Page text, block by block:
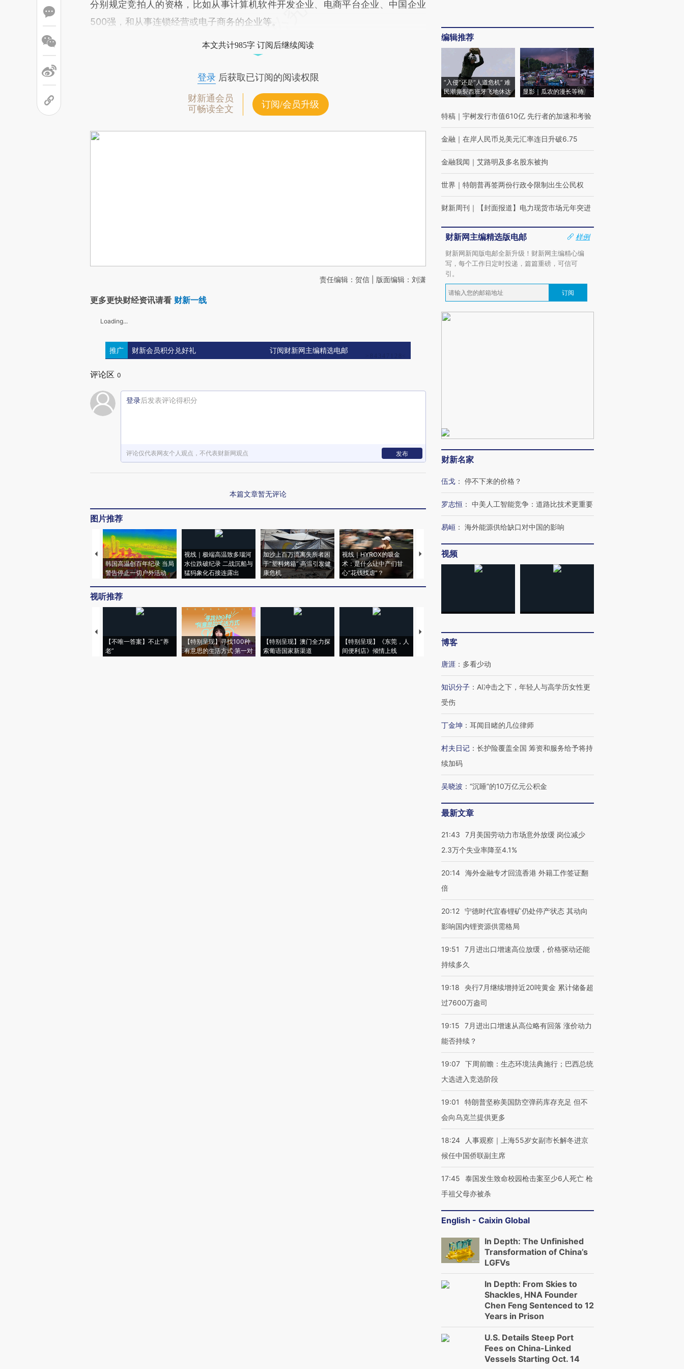
分别规定竞拍人的资格，比如从事计算机软件开发企业、电商平台企业、中国企业
500强，和从事连锁经营或电子商务的企业等。
本文共计985字 订阅后继续阅读
登录后获取已订阅的阅读权限
财新通会员
可畅读全文
订阅/会员升级
责任编辑：贺信 | 版面编辑：刘潇
更多更快财经资讯请看 财新一线
Loading...
推广 财新会员积分兑好礼 订阅财新网主编精选电邮
评论区 0
登录后发表评论得积分
评论仅代表网友个人观点，不代表财新网观点 发布
本篇文章暂无评论
图片推荐
韩国高温创百年纪录 当局
警告停止一切户外活动
视线｜极端高温致多瑙河
水位跌破纪录 二战沉船与
猛犸象化石接连露出
加沙上百万流离失所者困
于“塑料烤箱” 高温引发健
康危机
视线｜HYROX的吸金
术：是什么让中产们甘
心“花钱找虐”？
马航飞行员跨国走私7万
粒摇头丸 尿检体内含3种
度Z世代 用街头抗争将教
机”？难民潮撕裂西班牙
视听推荐
【不唯一答案】不止“养
老”
【特别呈现】寻找100种
有意思的生活方式·第一对
【特别呈现】澳门全力探
索葡语国家新渠道
【特别呈现】《东莞，人
间便利店》倾情上线
【推广】走进第四届链博
会，让数智科技“链”接产
【商旅对话】华住集团
编辑推荐
“入侵”还是“人道危机” 难
民潮撕裂西班牙飞地休达
显影｜瓜农的漫长等待
特稿 ｜ 宇树发行市值610亿 先行者的加速和考验
金融 ｜ 在岸人民币兑美元汇率连日升破6.75
金融我闻 ｜ 艾路明及多名股东被拘
世界 ｜ 特朗普再签两份行政令限制出生公民权
财新周刊 ｜ 【封面报道】电力现货市场元年突进
财新网主编精选版电邮
样例
财新网新闻版电邮全新升级！财新网主编精心编
写，每个工作日定时投递，篇篇重磅，可信可
引。
订阅
财新名家
伍戈 ： 停不下来的价格？
罗志恒 ： 中美人工智能竞争：道路比技术更重要
易峘 ： 海外能源供给缺口对中国的影响
视频
博客
唐涯 ： 多看少动
知识分子 ： AI冲击之下，年轻人与高学历女性更
受伤
丁金坤 ： 耳闻目睹的几位律师
村夫日记 ： 长护险覆盖全国 筹资和服务给予将持
续加码
吴晓波 ： “沉睡”的10万亿元公积金
最新文章
21:43
7月美国劳动力市场意外放缓 岗位减少
2.3万个失业率降至4.1%
20:14 海外金融专才回流香港 外籍工作签证翻
倍
20:12 宁德时代宜春锂矿仍处停产状态 其动向
影响国内锂资源供需格局
19:51
7月进出口增速高位放缓，价格驱动还能
持续多久
19:18
央行7月继续增持近20吨黄金 累计储备超
过7600万盎司
19:15
7月进出口增速从高位略有回落 涨价动力
能否持续？
19:07 下周前瞻：生态环境法典施行；巴西总统
大选进入竞选阶段
19:01
特朗普坚称美国防空弹药库存充足 但不
会向乌克兰提供更多
18:24
人事观察｜上海55岁女副市长解冬进京
候任中国侨联副主席
17:45
泰国发生致命校园枪击案至少6人死亡 枪
手祖父母亦被杀
English - Caixin Global
In Depth: The Unfinished
Transformation of China’s
LGFVs
In Depth: From Skies to
Shackles, HNA Founder
Chen Feng Sentenced to 12
Years in Prison
U.S. Details Steep Port
Fees on China-Linked
Vessels Starting Oct. 14